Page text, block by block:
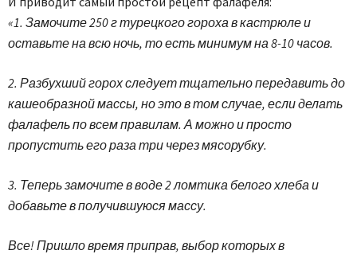
«1. Замочите 250 г турецкого гороха в кастрюле и
оставьте на всю ночь, то есть минимум на 8-10 часов.
2. Разбухший горох следует тщательно передавить до
кашеобразной массы, но это в том случае, если делать
фалафель по всем правилам. А можно и просто
пропустить его раза три через мясорубку.
3. Теперь замочите в воде 2 ломтика белого хлеба и
добавьте в получившуюся массу.
Все! Пришло время приправ, выбор которых в